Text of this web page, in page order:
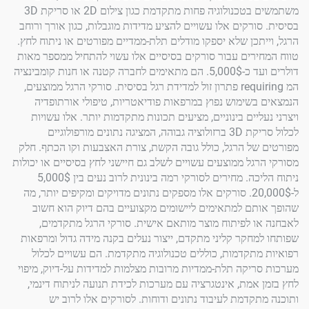
משתמשים בטכנולוגיה פחות מתקדמת כגון צילום 2D או סריקת 3D
אלו עשויים להציע מדידות מוגבלות, כגון אורך ורוחב
שלא יספקו מודלים תלת-ממדיים מפורטים או ניתוח לחץ.
עבור סורקים בסיסיים אלו עשוי להתחיל ממספר מאות
דולרים ועד כ-5,000$. הם מתאימים לחברה קטנה או חנות קומבינציה
המ requiring פתרון זול למדידת רגל בסיסית. סורקי הרגל ממוצעים,
נפוץ במרפאות פודיאטריות, טיפולי אורתופדיה
בינוניים, מציעים תכונות מתקדמות יותר. אלו עשויות
לכלול סריקת 3D ברזולוציה גבוהה, המציגה נתונים מורפולוגיים
הרגל, כולל גובה הקשת, צורת האצבעות וקו הכתף. חלק
ממוצעים עשויים לשלב גם חיישני לחץ בסיסיים או יכולות
ניתוח הליכה. מחירים לסורקי רמה בינונית לרוב נעים בין 5,000$
ל-20,000$. סורקים אלו מספקים נתונים מדויקים ומקיפים יותר, מה
למתאימים ליישומים מקצועיים בהם דיוק הוא חשוב
לפיתוח מוצר מותאם אישית. סורקי הרגל מתקדמים,
קליני מתקדם, ייצור נעלים בקנה מידה גדול ומרפאות
כוללים טכנולוגיה מתקדמת. הם עשויים לכלול
תלת-ממדיות מרובות מצלמות למדידות על-דיוק, מיפוי
אינטגרציה עם מערכות לכידת תנועה לניתוח דינמי,
לעיבוד נתונים ודוחות. לסורקים אלו לרוב יש